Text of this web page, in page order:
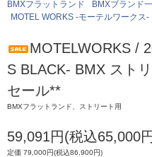
BMXフラットランド
BMXブランド
MOTEL WORKS -モーテルワークス-
MOTELWORKS /
S BLACK- BMX スト
セール**
BMXフラットランド、ストリート用
59,091円(税込65,000
定価 79,000円(税込86,900円)